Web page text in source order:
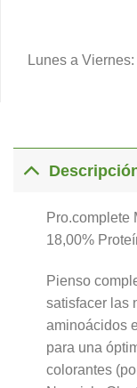
Lunes a
Pro.complete
18,00%
Pienso
satisfacer las
aminoácidos
para una
colorantes